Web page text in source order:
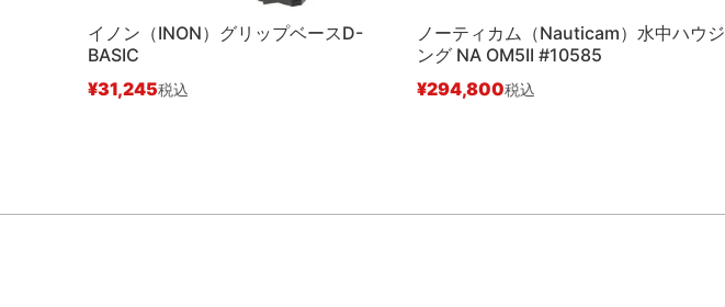
イノン（INON）グリップベースD-
BASIC
¥31,245税込
ノーティカム（Nauticam）水中ハウジ
ング NA OM5II #10585
¥294,800税込